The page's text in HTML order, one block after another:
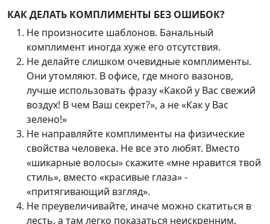
КАК ДЕЛАТЬ КОМПЛИМЕНТЫ БЕЗ ОШИБОК?
Не произносите шаблонов. Банальный
комплимент иногда хуже его отсутствия.
Не делайте слишком очевидные комплименты.
Они утомляют. В офисе, где много вазонов,
лучше использовать фразу «Какой у Вас свежий
воздух! В чем Ваш секрет?», а не «Как у Вас
зелено!»
Не направляйте комплименты на физические
свойства человека. Не все это любят. Вместо
«шикарные волосы» скажите «мне нравится твой
стиль», вместо «красивые глаза» -
«притягивающий взгляд».
Не преувеличивайте, иначе можно скатиться в
лесть, а там легко показаться неискренним.